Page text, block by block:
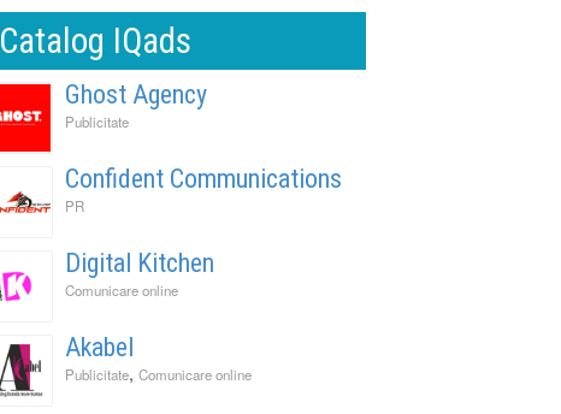
Catalog IQads
Ghost Agency
Publicitate
Confident Communications
PR
Digital Kitchen
Comunicare online
Akabel
Publicitate, Comunicare online